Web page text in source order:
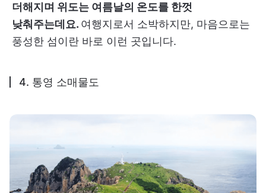
더해지며 위도는 여름날의 온도를 한껏
낮춰주는데요. 여행지로서 소박하지만, 마음으로는
풍성한 섬이란 바로 이런 곳입니다.
4. 통영 소매물도